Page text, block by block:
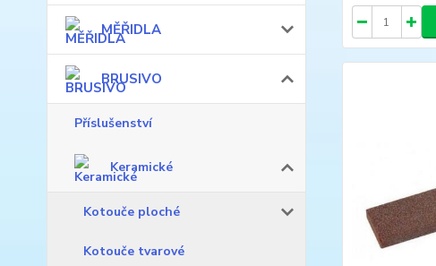
MĚŘIDLA
BRUSIVO
Příslušenství
Keramické
Kotouče ploché
Kotouče tvarové